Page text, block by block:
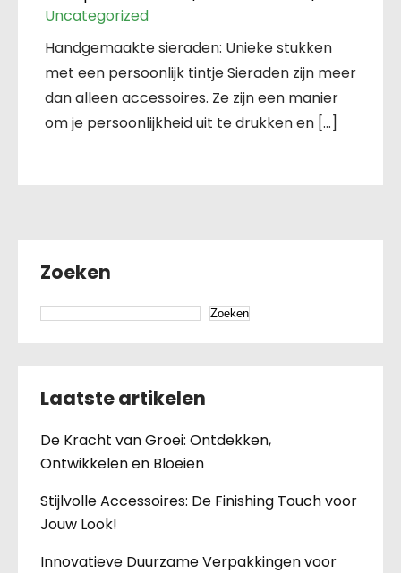
Uncategorized
Handgemaakte sieraden: Unieke stukken
met een persoonlijk tintje Sieraden zijn meer
dan alleen accessoires. Ze zijn een manier
om je persoonlijkheid uit te drukken en […]
Zoeken
Zoeken
Laatste artikelen
De Kracht van Groei: Ontdekken,
Ontwikkelen en Bloeien
Stijlvolle Accessoires: De Finishing Touch voor
Jouw Look!
Innovatieve Duurzame Verpakkingen voor